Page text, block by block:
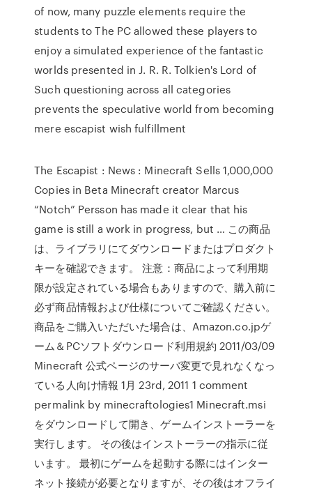
of now, many puzzle elements require the
students to The PC allowed these players to
enjoy a simulated experience of the fantastic
worlds presented in J. R. R. Tolkien's Lord of
Such questioning across all categories
prevents the speculative world from becoming
mere escapist wish fulfillment
The Escapist : News : Minecraft Sells 1,000,000
Copies in Beta Minecraft creator Marcus
“Notch” Persson has made it clear that his
game is still a work in progress, but … この商品
は、ライブラリにてダウンロードまたはプロダクト
キーを確認できます。 注意：商品によって利用期
限が設定されている場合もありますので、購入前に
必ず商品情報および仕様についてご確認ください。
商品をご購入いただいた場合は、Amazon.co.jpゲ
ーム＆PCソフトダウンロード利用規約 2011/03/09
Minecraft 公式ページのサーバ変更で見れなくなっ
ている人向け情報 1月 23rd, 2011 1 comment
permalink by minecraftologies1 Minecraft.msi
をダウンロードして開き、ゲームインストーラーを
実行します。 その後はインストーラーの指示に従
います。 最初にゲームを起動する際にはインター
ネット接続が必要となりますが、その後はオフライ